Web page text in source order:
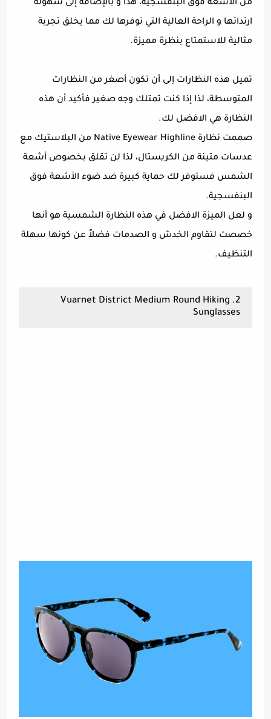
من الأشعة فوق البنفسجية، هذا و بالإضافة إلى سهولة
ارتدائها و الراحة العالية التي توفرها لك مما يخلق تجربة
مثالية للاستمتاع بنظرة مميزة.
تميل هذه النظارات إلى أن تكون أصغر من النظارات
المتوسطة، لذا إذا كنت تمتلك وجه صغير فأكيد أن هذه
النظارة هي الافضل لك.
صممت نظارة Native Eyewear Highline من البلاستيك مع
عدسات متينة من الكريستال، لذا لن تقلق بخصوص أشعة
الشمس فستوفر لك حماية كبيرة ضد ضوء الأشعة فوق
البنفسجية.
و لعل الميزة الافضل في هذه النظارة الشمسية هو أنها
خصصت لتقاوم الخدش و الصدمات فضلاً عن كونها سهلة
التنظيف.
2. Vuarnet District Medium Round Hiking
Sunglasses